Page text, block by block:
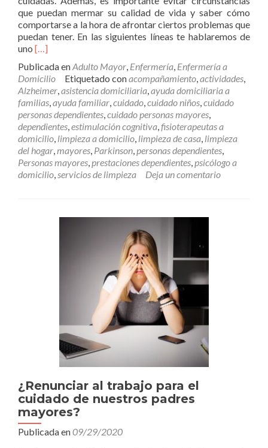
que puedan mermar su calidad de vida y saber cómo
comportarse a la hora de afrontar ciertos problemas que
puedan tener. En las siguientes líneas te hablaremos de
uno Leer
actuar
ante
la
caída
de
un
adulto
mayor
[…]
Publicada enAdulto Mayor, Enfermería, Enfermería a
Domicilio
Etiquetado conacompañamiento,actividades,
Alzheimer,asistencia domiciliaria,ayuda domiciliaria a
familias,ayuda familiar,cuidado,cuidado niños,cuidado
personas dependientes,cuidado personas mayores,
dependientes,estimulación cognitiva,fisioterapeutas a
domicilio, limpieza a domicilio, limpieza de casa, limpieza
del hogar,mayores, Parkinson,personas dependientes,
Personas mayores,prestaciones dependientes,psicólogo a
domicilio,servicios de limpieza Deja un comentario
¿Renunciar al trabajo para el
cuidado de nuestros padres
mayores?
Publicada en09/29/2020